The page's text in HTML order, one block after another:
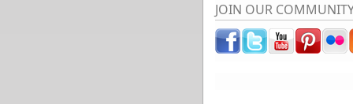
JOIN OUR